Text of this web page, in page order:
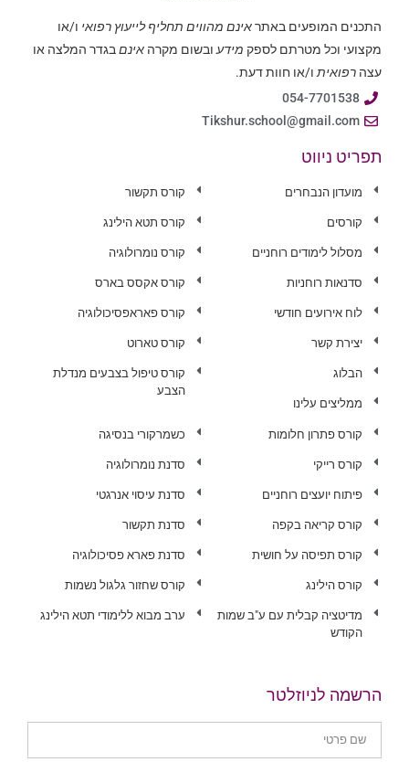
התכנים המופעים באתראינם מהווים תחליף לייעוץ רפואי ו/או
מקצועי וכל מטרתם לספק מידע ובשום מקרה אינםבגדר המלצה או
עצה רפואית ו/או חוות דעת.
054-7701538
Tikshur.school@gmail.com
תפריט ניווט
מועדון הנבחרים
קורסים
מסלול לימודים רוחניים
סדנאות רוחניות
לוח אירועים חודשי
יצירת קשר
הבלוג
ממליצים עלינו
קורס תקשור
קורס תטא הילינג
קורס נומרולוגיה
קורס אקסס בארס
קורס פאראפסיכולוגיה
קורס טארוט
קורס טיפול בצבעים מנדלת
הצבע
קורס פתרון חלומות
קורס רייקי
פיתוח יועצים רוחניים
קורס קריאה בקפה
קורס תפיסה על חושית
קורס הילינג
מדיטציה קבלית עם ע"ב שמות
הקודש
כשמרקורי בנסיגה
סדנת נומרולוגיה
סדנת עיסוי אנרגטי
סדנת תקשור
סדנת פארא פסיכולוגיה
קורס שחזור גלגול נשמות
ערב מבוא ללימודי תטא הילינג
הרשמה לניוזלטר